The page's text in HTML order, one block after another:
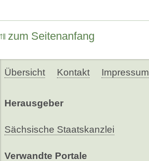
zum Seitenanfang
Übersicht Kontakt Impressum
Herausgeber
Sächsische Staatskanzlei
Verwandte Portale